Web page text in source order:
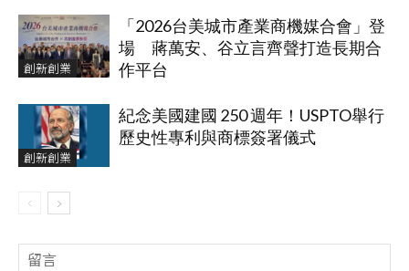
創新創業
「2026台美城市產業商機媒合會」登
場 蔣萬安、谷立言齊聲打造長期合
作平台
創新創業
紀念美國建國 250 週年！USPTO舉行
歷史性專利與商標簽署儀式